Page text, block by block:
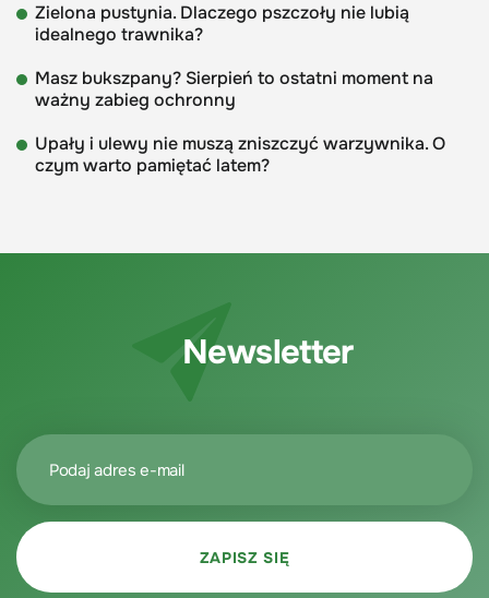
Zielona pustynia. Dlaczego pszczoły nie lubią
idealnego trawnika?
Masz bukszpany? Sierpień to ostatni moment na
ważny zabieg ochronny
Upały i ulewy nie muszą zniszczyć warzywnika. O
czym warto pamiętać latem?
Newsletter